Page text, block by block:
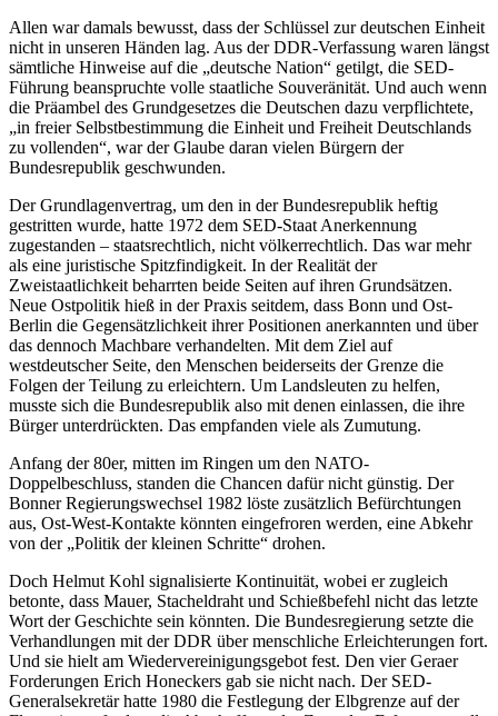
Allen war damals bewusst, dass der Schlüssel zur deutschen Einheit
nicht in unseren Händen lag. Aus der DDR-Verfassung waren längst
sämtliche Hinweise auf die „deutsche Nation“ getilgt, die SED-
Führung beanspruchte volle staatliche Souveränität. Und auch wenn
die Präambel des Grundgesetzes die Deutschen dazu verpflichtete,
„in freier Selbstbestimmung die Einheit und Freiheit Deutschlands
zu vollenden“, war der Glaube daran vielen Bürgern der
Bundesrepublik geschwunden.
Der Grundlagenvertrag, um den in der Bundesrepublik heftig
gestritten wurde, hatte 1972 dem SED-Staat Anerkennung
zugestanden – staatsrechtlich, nicht völkerrechtlich. Das war mehr
als eine juristische Spitzfindigkeit. In der Realität der
Zweistaatlichkeit beharrten beide Seiten auf ihren Grundsätzen.
Neue Ostpolitik hieß in der Praxis seitdem, dass Bonn und Ost-
Berlin die Gegensätzlichkeit ihrer Positionen anerkannten und über
das dennoch Machbare verhandelten. Mit dem Ziel auf
westdeutscher Seite, den Menschen beiderseits der Grenze die
Folgen der Teilung zu erleichtern. Um Landsleuten zu helfen,
musste sich die Bundesrepublik also mit denen einlassen, die ihre
Bürger unterdrückten. Das empfanden viele als Zumutung.
Anfang der 80er, mitten im Ringen um den NATO-
Doppelbeschluss, standen die Chancen dafür nicht günstig. Der
Bonner Regierungswechsel 1982 löste zusätzlich Befürchtungen
aus, Ost-West-Kontakte könnten eingefroren werden, eine Abkehr
von der „Politik der kleinen Schritte“ drohen.
Doch Helmut Kohl signalisierte Kontinuität, wobei er zugleich
betonte, dass Mauer, Stacheldraht und Schießbefehl nicht das letzte
Wort der Geschichte sein könnten. Die Bundesregierung setzte die
Verhandlungen mit der DDR über menschliche Erleichterungen fort.
Und sie hielt am Wiedervereinigungsgebot fest. Den vier Geraer
Forderungen Erich Honeckers gab sie nicht nach. Der SED-
Generalsekretär hatte 1980 die Festlegung der Elbgrenze auf der